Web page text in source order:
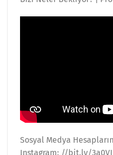
Sosyal Medya
Instagram: //bit.ly/